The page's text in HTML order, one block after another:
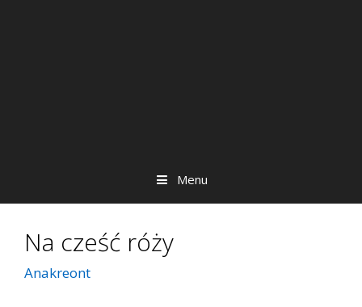
Menu
Na cześć róży
Anakreont